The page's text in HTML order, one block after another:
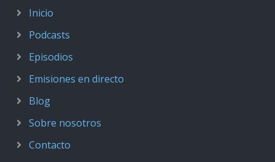
Inicio
Podcasts
Episodios
Emisiones en directo
Blog
Sobre nosotros
Contacto